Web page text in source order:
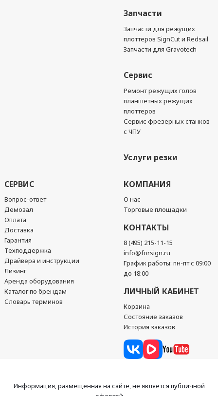
Запчасти
Запчасти для режущих
плоттеров SignCut и Redsail
Запчасти для Gravotech
Сервис
Ремонт режущих голов
планшетных режущих
плоттеров
Сервис фрезерных станков
с ЧПУ
Услуги резки
СЕРВИС
Вопрос-ответ
Демозал
Оплата
Доставка
Гарантия
Техподдержка
Драйвера и инструкции
Лизинг
Аренда оборудования
Каталог по брендам
Словарь терминов
КОМПАНИЯ
О нас
Торговые площадки
КОНТАКТЫ
8 (495) 215-11-15
info@forsign.ru
График работы: пн-пт с 09:00
до 18:00
ЛИЧНЫЙ КАБИНЕТ
Корзина
Состояние заказов
История заказов
Информация, размещенная на сайте, не является публичной